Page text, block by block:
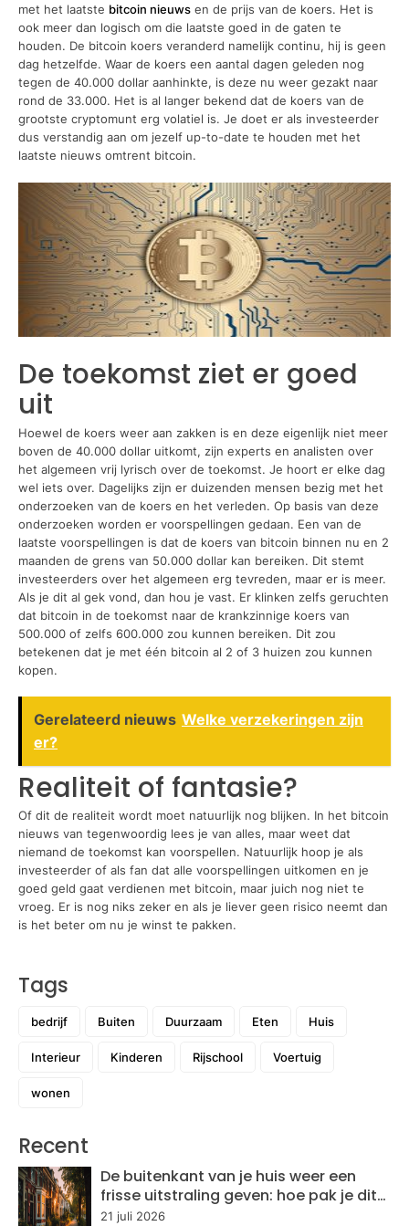
met het laatste bitcoin nieuws en de prijs van de koers. Het is
ook meer dan logisch om die laatste goed in de gaten te
houden. De bitcoin koers veranderd namelijk continu, hij is geen
dag hetzelfde. Waar de koers een aantal dagen geleden nog
tegen de 40.000 dollar aanhinkte, is deze nu weer gezakt naar
rond de 33.000. Het is al langer bekend dat de koers van de
grootste cryptomunt erg volatiel is. Je doet er als investeerder
dus verstandig aan om jezelf up-to-date te houden met het
laatste nieuws omtrent bitcoin.
De toekomst ziet er goed
uit
Hoewel de koers weer aan zakken is en deze eigenlijk niet meer
boven de 40.000 dollar uitkomt, zijn experts en analisten over
het algemeen vrij lyrisch over de toekomst. Je hoort er elke dag
wel iets over. Dagelijks zijn er duizenden mensen bezig met het
onderzoeken van de koers en het verleden. Op basis van deze
onderzoeken worden er voorspellingen gedaan. Een van de
laatste voorspellingen is dat de koers van bitcoin binnen nu en 2
maanden de grens van 50.000 dollar kan bereiken. Dit stemt
investeerders over het algemeen erg tevreden, maar er is meer.
Als je dit al gek vond, dan hou je vast. Er klinken zelfs geruchten
dat bitcoin in de toekomst naar de krankzinnige koers van
500.000 of zelfs 600.000 zou kunnen bereiken. Dit zou
betekenen dat je met één bitcoin al 2 of 3 huizen zou kunnen
kopen.
Gerelateerd nieuws Welke verzekeringen zijn
er?
Realiteit of fantasie?
Of dit de realiteit wordt moet natuurlijk nog blijken. In het bitcoin
nieuws van tegenwoordig lees je van alles, maar weet dat
niemand de toekomst kan voorspellen. Natuurlijk hoop je als
investeerder of als fan dat alle voorspellingen uitkomen en je
goed geld gaat verdienen met bitcoin, maar juich nog niet te
vroeg. Er is nog niks zeker en als je liever geen risico neemt dan
is het beter om nu je winst te pakken.
Tags
bedrijf Buiten Duurzaam Eten Huis
Interieur Kinderen Rijschool Voertuig
wonen
Recent
De buitenkant van je huis weer een
frisse uitstraling geven: hoe pak je dit
aan?
21 juli 2026